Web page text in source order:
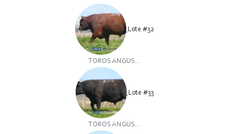
Lote #32
TOROS ANGUS...
Lote #33
TOROS ANGUS...